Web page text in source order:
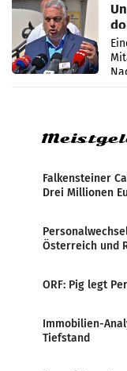
Falkensteiner
Drei Millionen
Österreich und
ORF: Pig legt
Immobilien-
Tiefstand